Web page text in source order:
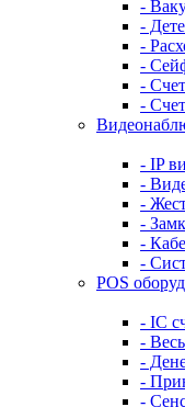
-
-
-
-
-
-
- IP
-
-
-
-
-
POS
- IC
-
-
-
-